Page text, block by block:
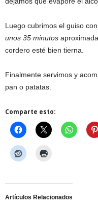
Luego cubrimos el guiso
unos 35 minutos
cordero esté bien tierna.
Finalmente servimos y
pan o patatas.
Comparte esto:
Artículos Relacionados